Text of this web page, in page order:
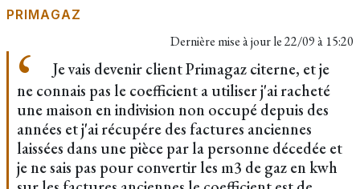
PRIMAGAZ
Dernière mise à jour le22/09 à 15:20
Je vais devenir client Primagaz citerne, et je
ne connais pas le coefficient a utiliser j'ai racheté
une maison en indivision non occupé depuis des
années et j'ai récupére des factures anciennes
laissées dans une pièce par la personne décedée et
je ne sais pas pour convertir les m3 de gaz en kwh